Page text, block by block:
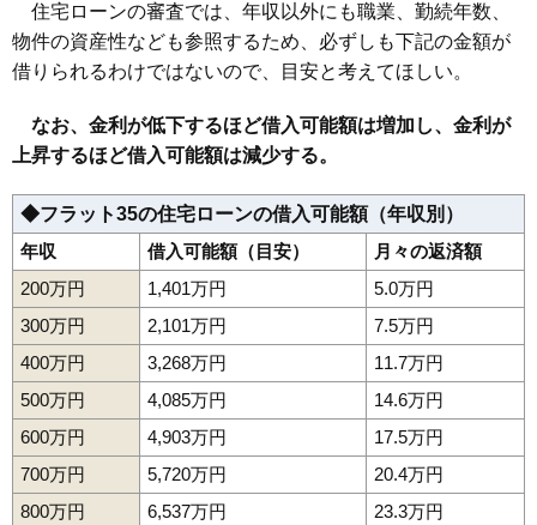
住宅ローンの審査では、年収以外にも職業、勤続年数、
物件の資産性なども参照するため、必ずしも下記の金額が
借りられるわけではないので、目安と考えてほしい。
なお、金利が低下するほど借入可能額は増加し、金利が
上昇するほど借入可能額は減少する。
◆フラット35の住宅ローンの借入可能額（年収別）
年収
借入可能額（目安）
月々の返済額
200万円
1,401万円
5.0万円
300万円
2,101万円
7.5万円
400万円
3,268万円
11.7万円
500万円
4,085万円
14.6万円
600万円
4,903万円
17.5万円
700万円
5,720万円
20.4万円
800万円
6,537万円
23.3万円